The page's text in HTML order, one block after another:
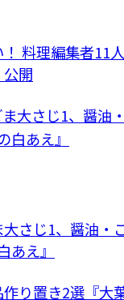
料理編集者11人
開
大さじ1、醤油・
え』